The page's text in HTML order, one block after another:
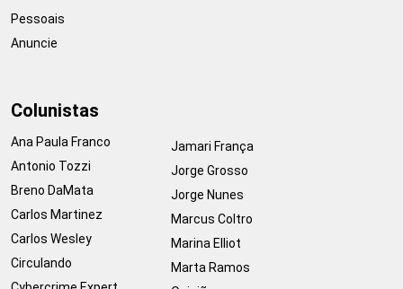
Pessoais
Anuncie
Colunistas
Ana Paula Franco
Antonio Tozzi
Breno DaMata
Carlos Martinez
Carlos Wesley
Circulando
Jamari França
Jorge Grosso
Jorge Nunes
Marcus Coltro
Marina Elliot
Marta Ramos